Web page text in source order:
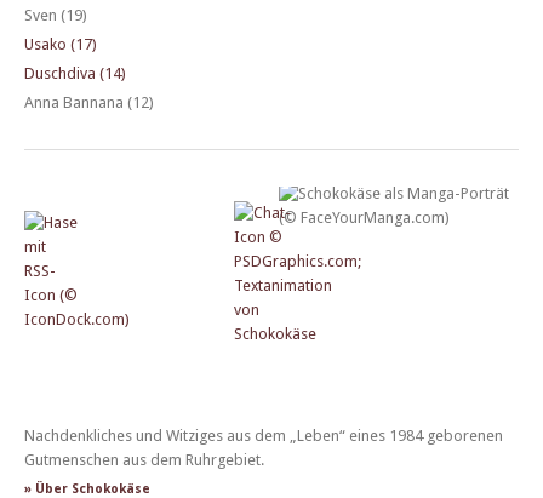
Sven (19)
Usako (17)
Duschdiva (14)
Anna Bannana (12)
Nachdenkliches und Witziges aus dem „Leben“ eines 1984 geborenen
Gutmenschen aus dem Ruhrgebiet.
» Über Schokokäse